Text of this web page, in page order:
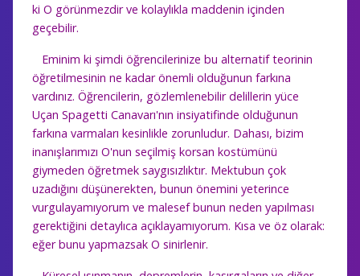
ki O görünmezdir ve kolaylıkla maddenin içinden
geçebilir.
Eminim ki şimdi öğrencilerinize bu alternatif teorinin
öğretilmesinin ne kadar önemli olduğunun farkına
vardınız. Öğrencilerin, gözlemlenebilir delillerin yüce
Uçan Spagetti Canavarı'nın insiyatifinde olduğunun
farkına varmaları kesinlikle zorunludur. Dahası, bizim
inanışlarımızı O'nun seçilmiş korsan kostümünü
giymeden öğretmek saygısızlıktır. Mektubun çok
uzadığını düşünerekten, bunun önemini yeterince
vurgulayamıyorum ve malesef bunun neden yapılması
gerektiğini detaylıca açıklayamıyorum. Kısa ve öz olarak:
eğer bunu yapmazsak O sinirlenir.